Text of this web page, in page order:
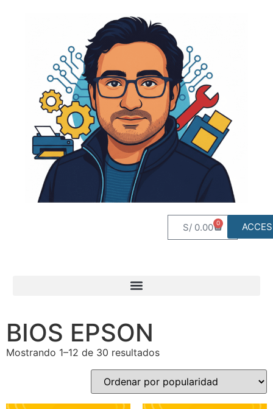
S/ 0.00 0
BIOS EPSON
Mostrando 1–12 de 30 resultados